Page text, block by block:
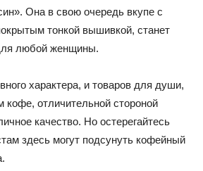
Она в свою очередь вкупе с
тонкой вышивкой, станет
любой женщины.
характера, и товаров для души,
кофе, отличительной стороной
качество. Но остерегайтесь
здесь могут подсунуть кофейный